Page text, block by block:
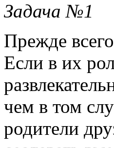
Задача №1
Прежде
Если в их
чем в том
родители